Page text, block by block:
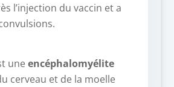
l’injection du vaccin et a
uneencéphalomyélite
cerveau et de la moelle